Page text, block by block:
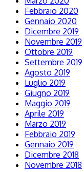
Febbraio 2020
Gennaio 2020
Dicembre 2019
Novembre 2019
Ottobre 2019
Settembre 2019
Agosto 2019
Luglio 2019
Giugno 2019
Maggio 2019
Aprile 2019
Marzo 2019
Febbraio 2019
Gennaio 2019
Dicembre 2018
Novembre 2018